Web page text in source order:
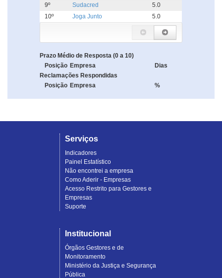
9º
Sudacred
5.0
10º
Joga Junto 5.0
Prazo Médio de Resposta (0 a 10)
Posição Empresa
Dias
Reclamações Respondidas
Posição Empresa %
Serviços
Indicadores
Painel Estatístico
Não encontrei a empresa
Como Aderir - Empresas
Acesso Restrito para Gestores e
Empresas
Suporte
Institucional
Órgãos Gestores e de
Monitoramento
Ministério da Justiça e Segurança
Pública